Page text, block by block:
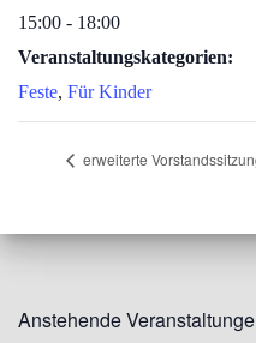
15:00 - 18:00
Veranstaltungskategorien:
Feste, Für Kinder
erweiterte
Anstehende